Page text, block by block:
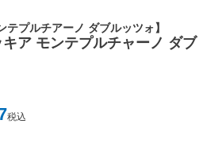
テプルチアーノ ダブルッツォ】
ア モンテプルチャーノ ダブ
税込